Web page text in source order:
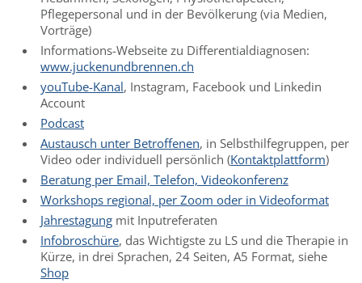
Pflegepersonal und in der Bevölkerung (via Medien,
Vorträge)
Informations-Webseite zu Differentialdiagnosen:
www.juckenundbrennen.ch
youTube-Kanal, Instagram, Facebook und Linkedin
Account
Podcast
Austausch unter Betroffenen, in Selbsthilfegruppen, per
Video oder individuell persönlich (Kontaktplattform)
Beratung per Email, Telefon, Videokonferenz
Workshops regional, per Zoom oder in Videoformat
Jahrestagung mit Inputreferaten
Infobroschüre, das Wichtigste zu LS und die Therapie in
Kürze, in drei Sprachen, 24 Seiten, A5 Format, siehe
Shop